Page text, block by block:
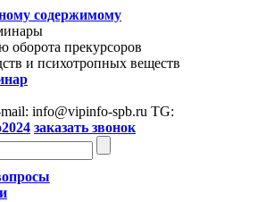
содержимому
оборота прекурсоров
и психотропных веществ
info@vipinfo-spb.ru TG:
заказать звонок